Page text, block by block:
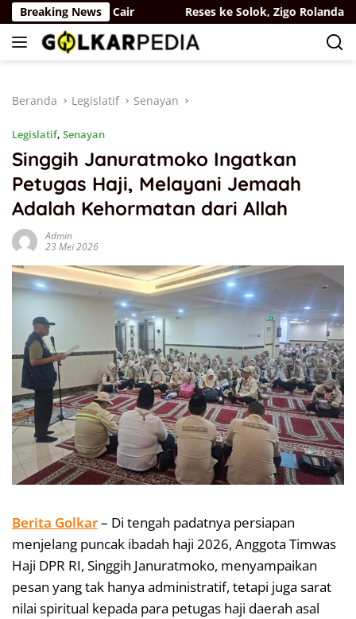
Langsung
ke
konten
Breaking News
Guru Ngaji Cair Reses ke Solok, Zigo Rolanda
Beranda Legislatif Senayan
Legislatif, Senayan
Singgih Januratmoko Ingatkan
Petugas Haji, Melayani Jemaah
Adalah Kehormatan dari Allah
Admin
23 Mei 2026
Berita Golkar– Di tengah padatnya persiapan
menjelang puncak ibadah haji 2026, Anggota Timwas
Haji DPR RI, Singgih Januratmoko, menyampaikan
pesan yang tak hanya administratif, tetapi juga sarat
nilai spiritual kepada para petugas haji daerah asal